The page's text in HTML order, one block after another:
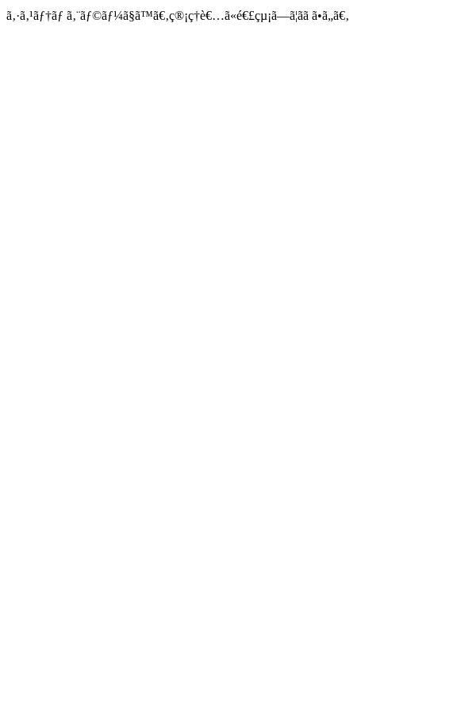
ã‚·ã‚¹ãƒ†ãƒ ã‚¨ãƒ©ãƒ¼ã§ã™ã€‚ç®¡ç†è€…ã«é€£çµ¡ã—ã¦ãã ã•ã„ã€‚